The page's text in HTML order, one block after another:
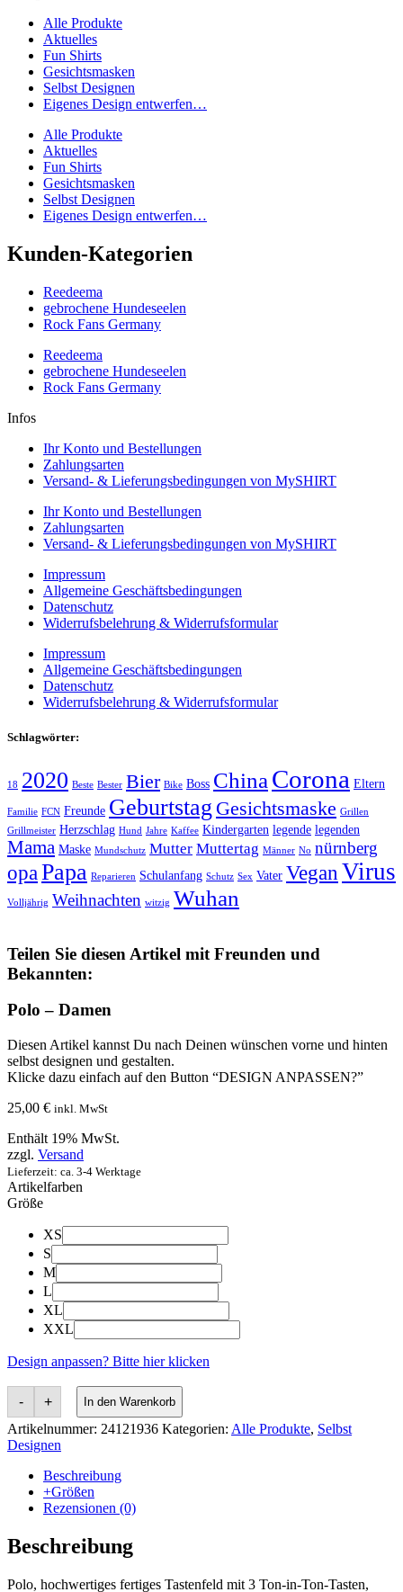
Alle Produkte
Aktuelles
Fun Shirts
Gesichtsmasken
Selbst Designen
Eigenes Design entwerfen…
Alle Produkte
Aktuelles
Fun Shirts
Gesichtsmasken
Selbst Designen
Eigenes Design entwerfen…
Kunden-Kategorien
Reedeema
gebrochene Hundeseelen
Rock Fans Germany
Reedeema
gebrochene Hundeseelen
Rock Fans Germany
Infos
Ihr Konto und Bestellungen
Zahlungsarten
Versand- & Lieferungsbedingungen von MySHIRT
Ihr Konto und Bestellungen
Zahlungsarten
Versand- & Lieferungsbedingungen von MySHIRT
Impressum
Allgemeine Geschäftsbedingungen
Datenschutz
Widerrufsbelehrung & Widerrufsformular
Impressum
Allgemeine Geschäftsbedingungen
Datenschutz
Widerrufsbelehrung & Widerrufsformular
Schlagwörter:
18 2020 Beste Bester Bier Bike Boss China Corona Eltern
Familie FCN Freunde Geburtstag Gesichtsmaske Grillen
Grillmeister Herzschlag Hund Jahre Kaffee Kindergarten legende legenden
Mama Maske Mundschutz Mutter Muttertag Männer No nürnberg
opaPapa Reparieren Schulanfang Schutz Sex Vater Vegan Virus
Volljährig Weihnachten witzig Wuhan
Teilen Sie diesen Artikel mit Freunden und
Bekannten:
Polo – Damen
Diesen Artikel kannst Du nach Deinen wünschen vorne und hinten
selbst designen und gestalten.
Klicke dazu einfach auf den Button “DESIGN ANPASSEN?”
25,00 € inkl. MwSt
Enthält 19% MwSt.
zzgl. Versand
Lieferzeit: ca. 3-4 Werktage
Artikelfarben
Größe
XS
S
M
L
XL
XXL
Design anpassen? Bitte hier klicken
- + In den Warenkorb
Artikelnummer: 24121936 Kategorien: Alle Produkte, Selbst
Designen
Beschreibung
+Größen
Rezensionen (0)
Beschreibung
Polo, hochwertiges fertiges Tastenfeld mit 3 Ton-in-Ton-Tasten,